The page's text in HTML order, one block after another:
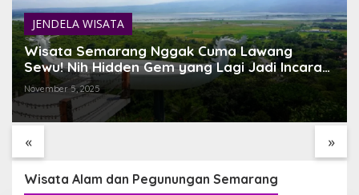
JENDELA WISATA
Wisata Semarang Nggak Cuma Lawang
Sewu! Nih Hidden Gem yang Lagi Jadi Incaran
Traveler
November 5, 2025
« »
DANAU BATUR TEMPAT
TERBAIK MENIKMATI
TEMUKAN BALI YANG
BELUM PERNAH KAMU
Wisata Alam dan Pegunungan Semarang